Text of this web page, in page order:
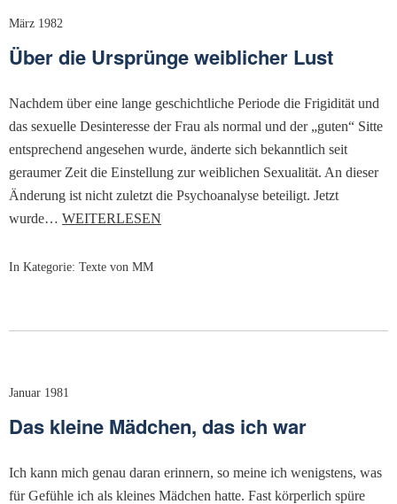
März 1982
Über die Ursprünge weiblicher Lust
Nachdem über eine lange geschichtliche Periode die Frigidität und
das sexuelle Desinteresse der Frau als normal und der „guten“ Sitte
entsprechend angesehen wurde, änderte sich bekanntlich seit
geraumer Zeit die Einstellung zur weiblichen Sexualität. An dieser
Änderung ist nicht zuletzt die Psychoanalyse beteiligt. Jetzt
wurde… WEITERLESEN
In Kategorie: Texte von MM
Januar 1981
Das kleine Mädchen, das ich war
Ich kann mich genau daran erinnern, so meine ich wenigstens, was
für Gefühle ich als kleines Mädchen hatte. Fast körperlich spüre